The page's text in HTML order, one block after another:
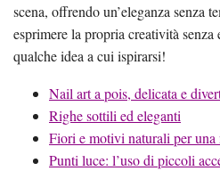
scena, offrendo un’eleganza senza
esprimere la propria creatività
qualche idea a cui ispirarsi!
Nail art a pois, delicata e
Righe sottili ed eleganti
Fiori e motivi naturali per una
Punti luce: l’uso di piccoli